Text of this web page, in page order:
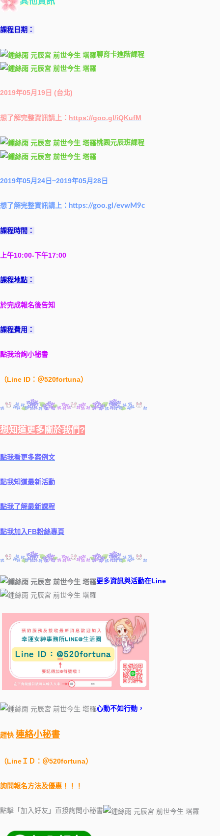
課程日期：
聊育卡進階課程
2019年05月19日 (台北)
想了解完整資訊請上： https://goo.gl/iQKufM
桃園元辰班課程
2019年05月24日~2019年05月28日
想了解完整資訊請上： https://goo.gl/evwM9c
課程時間：
上午10:00-下午17:00
課程地點：
於完成報名後告知
課程費用：
點我洽詢小秘書
（Line ID：＠520fortuna）
想知道更多關於我們?
點我看更多案例文
點我知道最新活動
點我了解最新課程
點我加入FB粉絲專頁
更多資訊與活動在Line ​
心動不如行動，
趕快 連絡小秘書
（LineＩＤ：＠520fortuna）
詢問報名方法及優惠！！！
點擊「加入好友」直接詢問小秘書